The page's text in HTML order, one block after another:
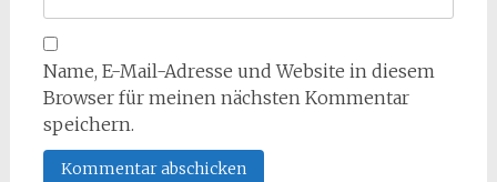
Name, E-Mail-Adresse und Website in diesem
Browser für meinen nächsten Kommentar
speichern.